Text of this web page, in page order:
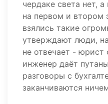
чердаке света нет,
на первом и втором
взялись такие
утверждают люди,
не отвечает - юрист
инженер даёт
разговоры с
заканчиваются